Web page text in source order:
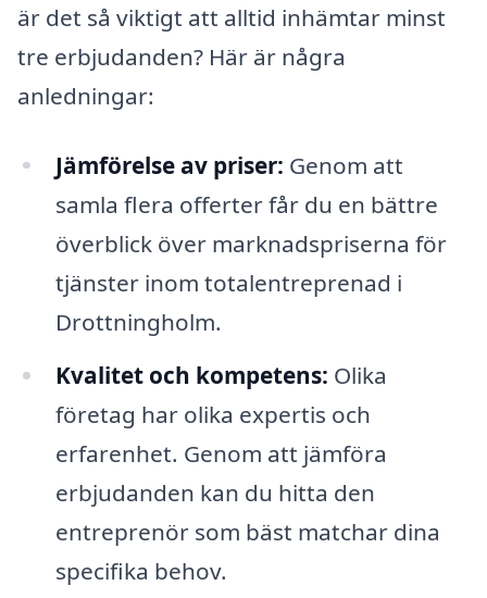
är det så viktigt att alltid inhämtar minst
tre erbjudanden? Här är några
anledningar:
Jämförelse av priser: Genom att
samla flera offerter får du en bättre
överblick över marknadspriserna för
tjänster inom totalentreprenad i
Drottningholm.
Kvalitet och kompetens: Olika
företag har olika expertis och
erfarenhet. Genom att jämföra
erbjudanden kan du hitta den
entreprenör som bäst matchar dina
specifika behov.